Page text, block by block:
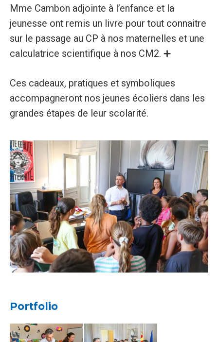
Mme Cambon adjointe à l’enfance et la
jeunesse ont remis un livre pour tout connaitre
sur le passage au CP à nos maternelles et une
calculatrice scientifique à nos CM2. ➕
Ces cadeaux, pratiques et symboliques
accompagneront nos jeunes écoliers dans les
grandes étapes de leur scolarité.
Portfolio